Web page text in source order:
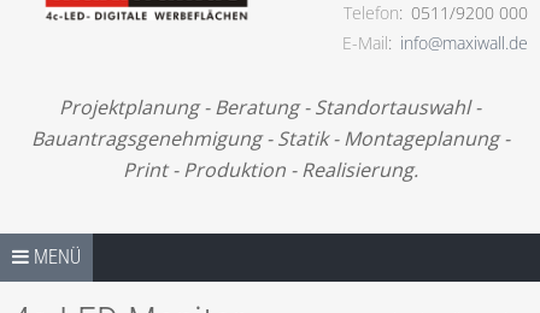
Preise der größten LED-Werbeflächen. Auffallende
Telefon 0511/9200 000
E-Mail
info@maxiwall.de
Projektplanung - Beratung - Standortauswahl -
Bauantragsgenehmigung - Statik - Montageplanung -
Print - Produktion - Realisierung.
Springe zum Inhalt
MENÜ
TIPPS
UNSER BONUS-RABATTPROGRAMM.